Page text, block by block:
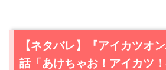
【ネタバレ】『アイカツオ
話「あけちゃお！アイカツ